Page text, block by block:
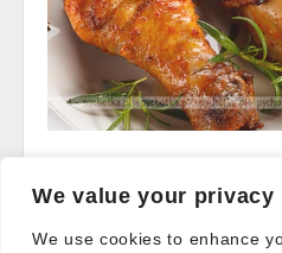
We value your privacy
We use cookies to enhance